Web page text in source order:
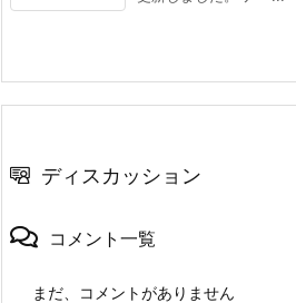
ディスカッション
コメント一覧
まだ、コメントがありません